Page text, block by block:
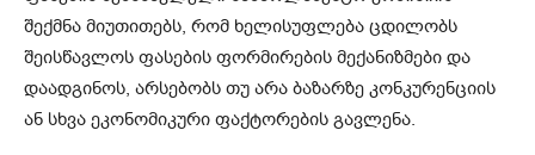
შექმნა მიუთითებს, რომ ხელისუფლება ცდილობს
შეისწავლოს ფასების ფორმირების მექანიზმები და
დაადგინოს, არსებობს თუ არა ბაზარზე კონკურენციის
ან სხვა ეკონომიკური ფაქტორების გავლენა.